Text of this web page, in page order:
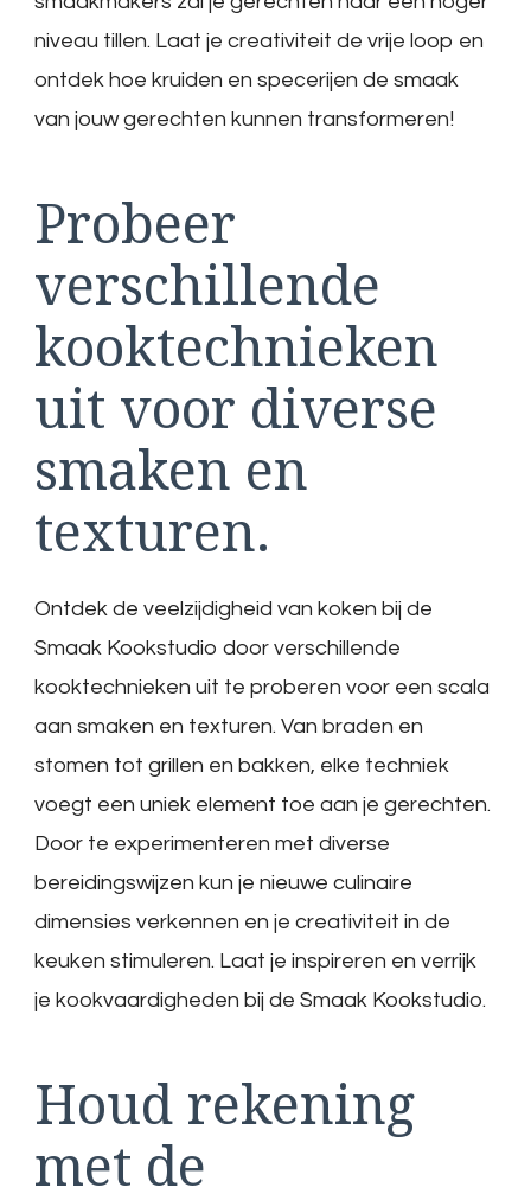
niveau tillen. Laat je creativiteit de vrije loop en
ontdek hoe kruiden en specerijen de smaak
van jouw gerechten kunnen transformeren!
Probeer
verschillende
kooktechnieken
uit voor diverse
smaken en
texturen.
Ontdek de veelzijdigheid van koken bij de
Smaak Kookstudio door verschillende
kooktechnieken uit te proberen voor een scala
aan smaken en texturen. Van braden en
stomen tot grillen en bakken, elke techniek
voegt een uniek element toe aan je gerechten.
Door te experimenteren met diverse
bereidingswijzen kun je nieuwe culinaire
dimensies verkennen en je creativiteit in de
keuken stimuleren. Laat je inspireren en verrijk
je kookvaardigheden bij de Smaak Kookstudio.
Houd rekening
met de